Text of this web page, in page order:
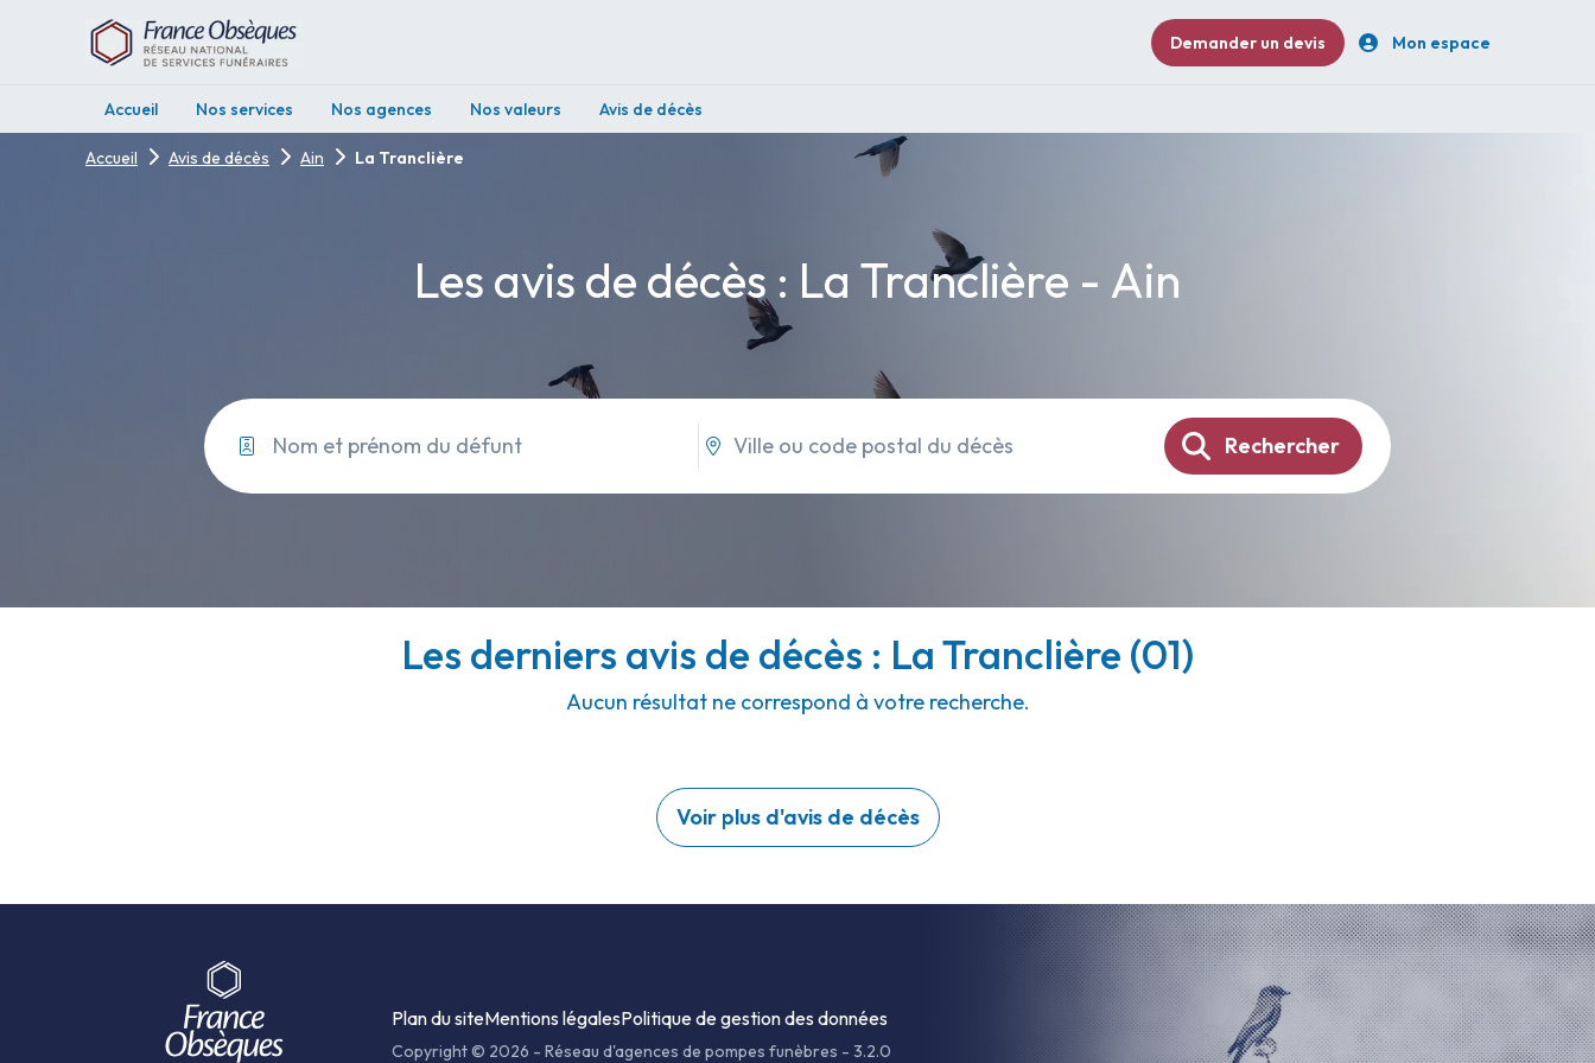
Demander un devis Mon espace
Accueil Nos services Nos agences Nos valeurs Avis de décès
Accueil Avis de décès Ain La Tranclière
Les avis de décès : La Tranclière - Ain
Rechercher
Les derniers avis de décès : La Tranclière (01)
Aucun résultat ne correspond à votre recherche.
Voir plus d'avis de décès
Plan du siteMentions légalesPolitique de gestion des données
Copyright © 2026 - Réseau d'agences de pompes funèbres - 3.2.0